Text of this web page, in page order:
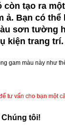
còn tạo ra
ả. Bạn có thể
sơn tường
kiện trang trí.
gam màu này như
tư vấn cho bạn một
Chúng tôi!